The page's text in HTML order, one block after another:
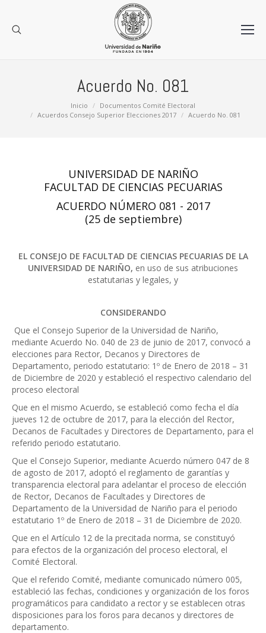
Acuerdo No. 081
Inicio
Documentos Comité Electoral
Acuerdos Consejo Superior Elecciones 2017
Acuerdo No. 081
UNIVERSIDAD DE NARIÑO
FACULTAD DE CIENCIAS PECUARIAS
ACUERDO NÚMERO 081 - 2017
(25 de septiembre)
EL CONSEJO DE FACULTAD DE CIENCIAS PECUARIAS DE LA
UNIVERSIDAD DE NARIÑO, en uso de sus atribuciones
estatutarias y legales, y
CONSIDERANDO
Que el Consejo Superior de la Universidad de Nariño,
mediante Acuerdo No. 040 de 23 de junio de 2017, convocó a
elecciones para Rector, Decanos y Directores de
Departamento, periodo estatutario: 1º de Enero de 2018 – 31
de Diciembre de 2020 y estableció el respectivo calendario del
proceso electoral
Que en el mismo Acuerdo, se estableció como fecha el día
jueves 12 de octubre de 2017, para la elección del Rector,
Decanos de Facultades y Directores de Departamento, para el
referido periodo estatutario.
Que el Consejo Superior, mediante Acuerdo número 047 de 8
de agosto de 2017, adoptó el reglamento de garantías y
transparencia electoral para adelantar el proceso de elección
de Rector, Decanos de Facultades y Directores de
Departamento de la Universidad de Nariño para el periodo
estatutario 1º de Enero de 2018 – 31 de Diciembre de 2020.
Que en el Artículo 12 de la precitada norma, se constituyó
para efectos de la organización del proceso electoral, el
Comité Electoral.
Que el referido Comité, mediante comunicado número 005,
estableció las fechas, condiciones y organización de los foros
programáticos para candidato a rector y se establecen otras
disposiciones para los foros para decanos y directores de
departamento.